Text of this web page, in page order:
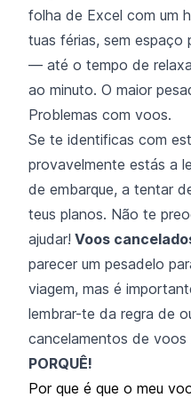
folha de Excel com um
tuas férias, sem espaço
— até o tempo de
ao minuto. O maior
Problemas com voos.
Se te identificas com
provavelmente estás a
de embarque, a tentar
teus planos. Não te
ajudar! Voos
parecer um pesadelo
viagem, mas é
lembrar-te da regra de
cancelamentos de voos
PORQUÊ!
Por que é que o meu